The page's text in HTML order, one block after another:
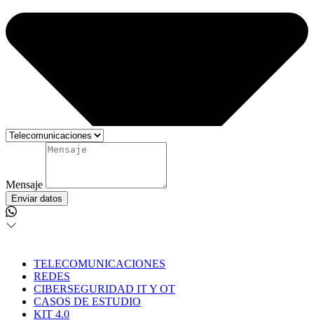
Mensaje
Enviar datos
TELECOMUNICACIONES
REDES
CIBERSEGURIDAD IT Y OT
CASOS DE ESTUDIO
KIT 4.0